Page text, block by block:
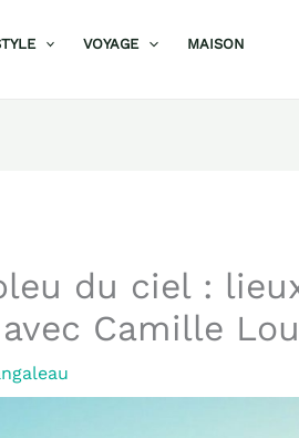
VOYAGE MAISON
du ciel :
Camille Lou